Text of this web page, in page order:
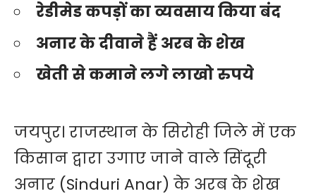
रेडीमेड कपड़ों का व्यवसाय किया बंद
अनार के दीवाने हैं अरब के शेख
खेती से कमाने लगे लाखो रुपये
जयपुर। राजस्थान के सिरोही जिले में एक
किसान द्वारा उगाए जाने वाले सिंदूरी
अनार (Sinduri Anar) के अरब के शेख